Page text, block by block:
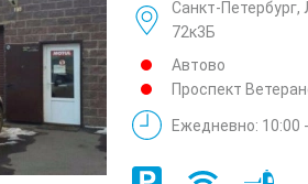
Санкт-Петербург,
72к3Б
Автово
Проспект
Ежедневно: 10:00